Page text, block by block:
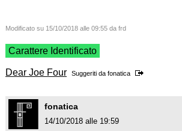
Modificato su 15/10/2018 alle 09:55 da frd
Carattere Identificato
Dear Joe Four Suggeriti da fonatica
fonatica
14/10/2018 alle 19:59